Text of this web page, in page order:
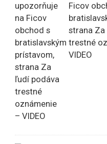
Ficov
strana
trestné
VIDEO